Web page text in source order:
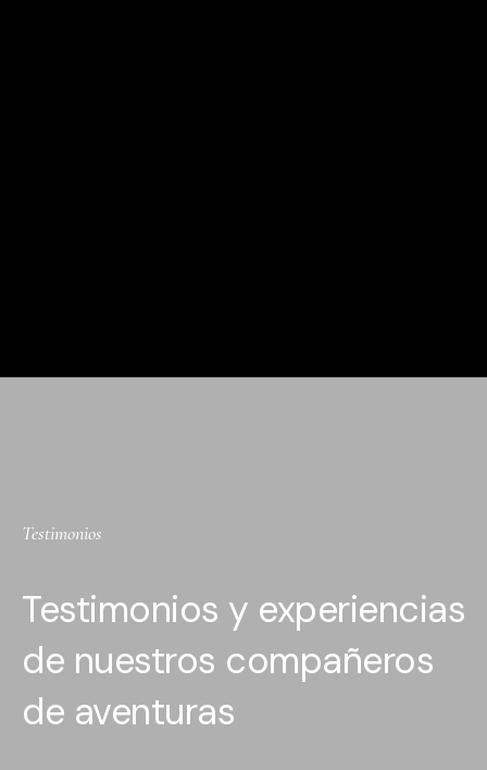
Testimonios
Testimonios y experiencias
de nuestros compañeros
de aventuras